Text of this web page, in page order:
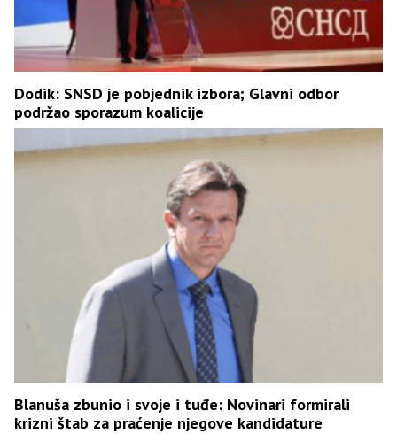
Dodik: SNSD je pobjednik izbora; Glavni odbor
podržao sporazum koalicije
Blanuša zbunio i svoje i tuđe: Novinari formirali
krizni štab za praćenje njegove kandidature